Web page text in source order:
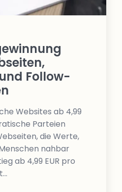
Follow-
Websites ab 4,99
Parteien
die Werte,
nahbar
ab 4,99 EUR pro